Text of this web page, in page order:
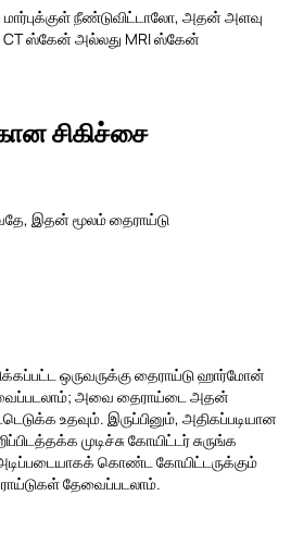
நீண்டுவிட்டாலோ, அதன் அளவு
CT ஸ்கேன் அல்லது MRI ஸ்கேன்
சிகிச்சை
இதன் மூலம் தைராய்டு
ஒருவருக்கு தைராய்டு ஹார்மோன்
அவை தைராய்டை அதன்
உதவும். இருப்பினும், அதிகப்படியான
முடிச்சு கோயிட்டர் சுருங்க
கொண்ட கோயிட்டருக்கும்
தேவைப்படலாம்.